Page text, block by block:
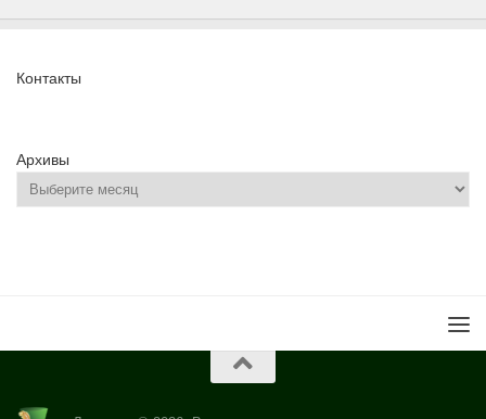
Контакты
Архивы